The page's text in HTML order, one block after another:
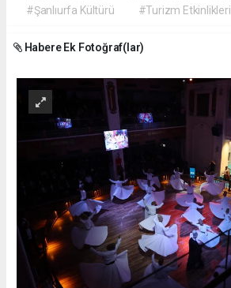
#Şanlıurfa Kültürü
#Turizm Etkinlikleri
Habere Ek Fotoğraf(lar)